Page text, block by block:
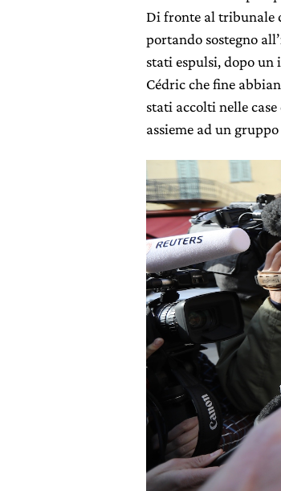
Di fronte al tribunale
portando sostegno
stati espulsi, dopo un
Cédric che fine
stati accolti nelle
assieme ad un